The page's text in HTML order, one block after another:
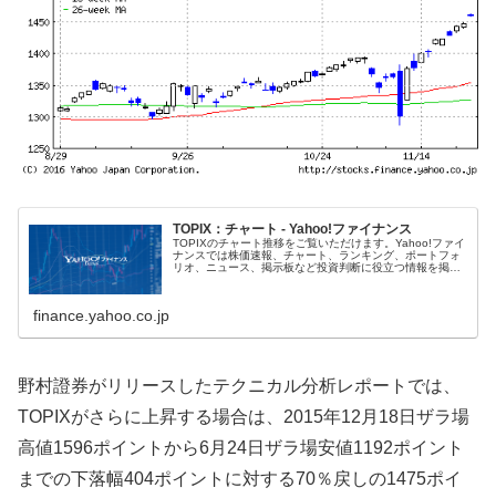
TOPIX：チャート - Yahoo!ファイナンス
TOPIXのチャート推移をご覧いただけます。Yahoo!ファイ
ナンスでは株価速報、チャート、ランキング、ポートフォ
リオ、ニュース、掲示板など投資判断に役立つ情報を掲載
finance.yahoo.co.jp
野村證券がリリースしたテクニカル分析レポートでは、
TOPIXがさらに上昇する場合は、2015年12月18日ザラ場
高値1596ポイントから6月24日ザラ場安値1192ポイント
までの下落幅404ポイントに対する70％戻しの1475ポイ